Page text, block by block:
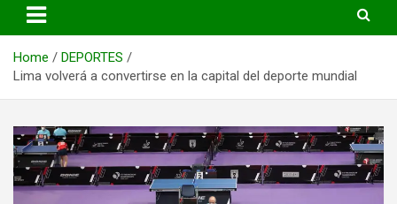
Home
DEPORTES
Lima volverá a convertirse en la capital del deporte mundial